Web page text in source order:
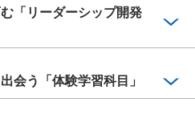
「リーダーシップ開発
会う「体験学習科目」